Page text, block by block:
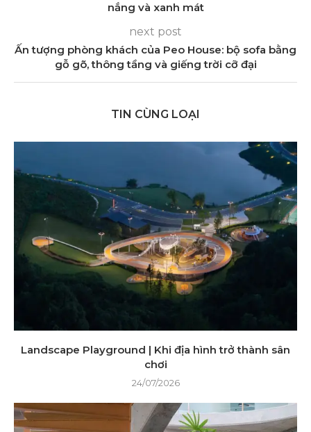
nắng và xanh mát
next post
Ấn tượng phòng khách của Peo House: bộ sofa bằng
gỗ gõ, thông tầng và giếng trời cỡ đại
TIN CÙNG LOẠI
Landscape Playground | Khi địa hình trở thành sân
chơi
24/07/2026